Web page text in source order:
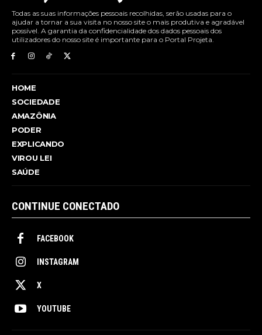
Todas as suas informações pessoais recolhidas, serão usadas para o
ajudar a tornar a sua visita no nosso site o mais produtiva e agradável
possível. A garantia da confidencialidade dos dados pessoais dos
utilizadores do nosso site é importante para o Portal Projeta.
HOME
SOCIEDADE
AMAZÔNIA
PODER
EXPLICANDO
VIROU LEI
SAÚDE
CONTINUE CONECTADO
FACEBOOK
INSTAGRAM
X
YOUTUBE